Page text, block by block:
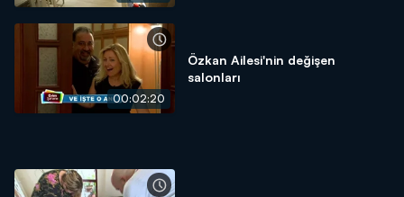
00:02:20
Özkan Ailesi'nin değişen
salonları